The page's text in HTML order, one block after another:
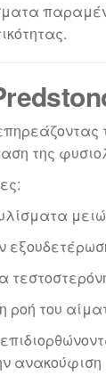
της
ροή του